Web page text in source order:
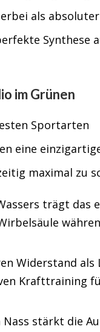
als
Synthese
im Grünen
Sportarten
eine
maximal zu
trägt das
Widerstand als
Krafttraining
stärkt die